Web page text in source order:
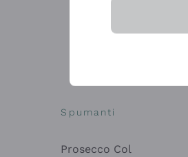
Spumanti
Prosecco Col